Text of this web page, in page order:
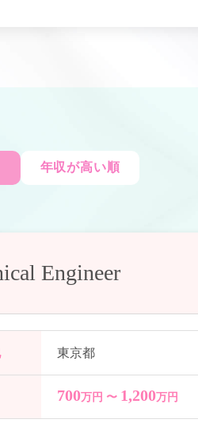
年収が高い順
Engineer
東京都
700万円 〜 1,200万円